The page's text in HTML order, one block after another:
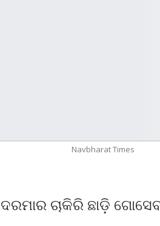
Navbharat Times
ଚାକିରି ଛାଡ଼ି